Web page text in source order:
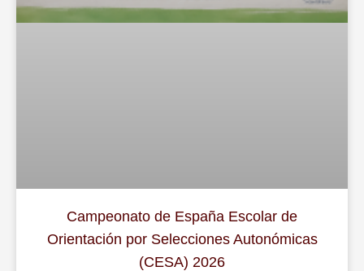
Campeonato de España Escolar de
Orientación por Selecciones Autonómicas
(CESA) 2026